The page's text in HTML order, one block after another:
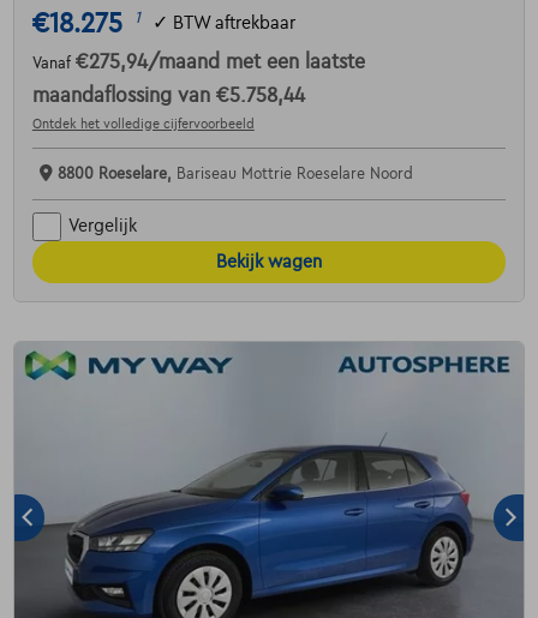
€18.275 1 ✓ BTW aftrekbaar
Vanaf €275,94/maand met een laatste
maandaflossing van €5.758,44
Ontdek het volledige cijfervoorbeeld
8800 Roeselare, Bariseau Mottrie Roeselare Noord
Vergelijk
Bekijk wagen